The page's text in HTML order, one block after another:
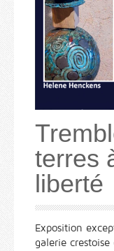
terres
liberté
Exposition
galerie